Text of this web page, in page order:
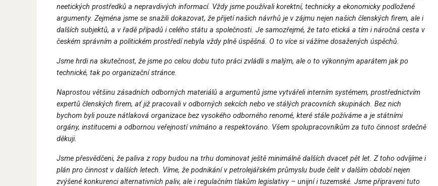
neetických prostředků a nepravdivých informací. Vždy jsme používali korektní, technicky a ekonomicky podložené
argumenty. Zejména jsme se snažili dokazovat, že přijetí našich návrhů je v zájmu nejen našich členských firem, ale i
dalších subjektů, a v řadě případů i celého státu a společnosti. Je samozřejmé, že tato etická a tím i náročná cesta v
českém správním a politickém prostředí nebyla vždy plně úspěšná. O to více si vážíme dosažených úspěchů.
Jsme hrdi na skutečnost, že jsme po celou dobu tuto práci zvládli s malým, ale o to výkonným aparátem jak po
technické, tak po organizační stránce.
Naprostou většinu zásadních odborných materiálů a argumentů jsme vytvářeli interním systémem, prostřednictvím
expertů členských firem, ať již pracovali v odborných sekcích nebo ve stálých pracovních skupinách. Bez nich
bychom byli pouze nátlaková organizace bez vysokého odborného renomé, které stále požíváme a je státními
orgány, institucemi a odbornou veřejností vnímáno a respektováno. Všem spolupracovníkům za tuto činnost srdečně
děkuji.
Jsme přesvědčeni, že paliva z ropy budou na trhu dominovat ještě minimálně dalších dvacet pět let. Z toho odvíjíme i
plán pro činnost v dalších letech. Víme, že podnikání v petrolejářském průmyslu bude čelit v dalším období nejen
zvýšené konkurenci alternativních paliv, ale i regulačním tlakům legislativy – unijní i tuzemské. Jsme připraveni tuto